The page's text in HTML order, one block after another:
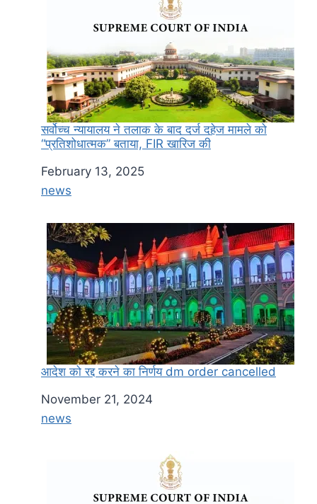
सर्वोच्च न्यायालय ने तलाक के बाद दर्ज दहेज मामले को
“प्रतिशोधात्मक” बताया, FIR खारिज की
Date
February 13, 2025
In relation to
news
आदेश को रद्द करने का निर्णय dm order cancelled
Date
November 21, 2024
In relation to
news